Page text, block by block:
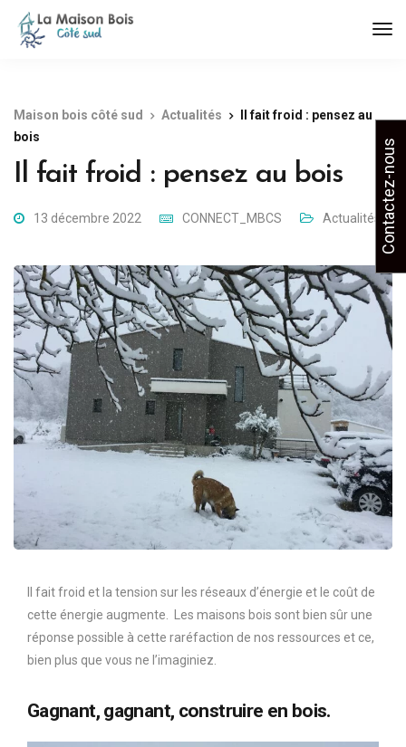
Maison bois côté sud Actualités
Il fait froid : pensez au
bois
Il fait froid : pensez au bois
13 décembre 2022 CONNECT_MBCS Actualités
Il fait froid et la tension sur les réseaux d’énergie et le coût de
cette énergie augmente. Les maisons bois sont bien sûr une
réponse possible à cette raréfaction de nos ressources et ce,
bien plus que vous ne l’imaginiez.
Gagnant, gagnant, construire en bois.
Contactez-nous